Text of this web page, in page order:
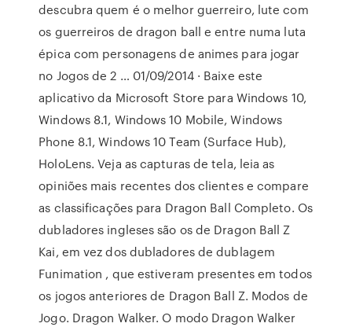
descubra quem é o melhor guerreiro, lute com
os guerreiros de dragon ball e entre numa luta
épica com personagens de animes para jogar
no Jogos de 2 … 01/09/2014 · Baixe este
aplicativo da Microsoft Store para Windows 10,
Windows 8.1, Windows 10 Mobile, Windows
Phone 8.1, Windows 10 Team (Surface Hub),
HoloLens. Veja as capturas de tela, leia as
opiniões mais recentes dos clientes e compare
as classificações para Dragon Ball Completo. Os
dubladores ingleses são os de Dragon Ball Z
Kai, em vez dos dubladores de dublagem
Funimation , que estiveram presentes em todos
os jogos anteriores de Dragon Ball Z. Modos de
Jogo. Dragon Walker. O modo Dragon Walker